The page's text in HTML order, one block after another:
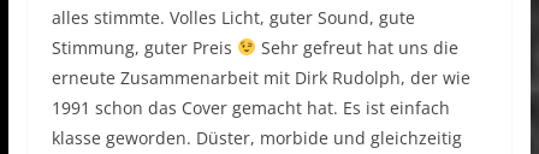
alles stimmte. Volles Licht, guter Sound, gute
Stimmung, guter Preis
Sehr gefreut hat uns die
erneute Zusammenarbeit mit Dirk Rudolph, der wie
1991 schon das Cover gemacht hat. Es ist einfach
klasse geworden. Düster, morbide und gleichzeitig